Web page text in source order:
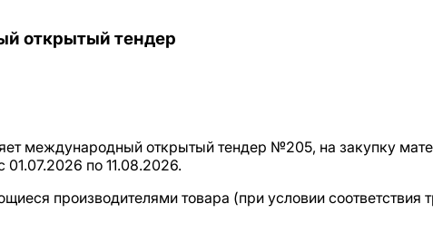
открытый тендер
международный открытый тендер №205, на закупку
по 11.08.2026.
производителями товара (при условии